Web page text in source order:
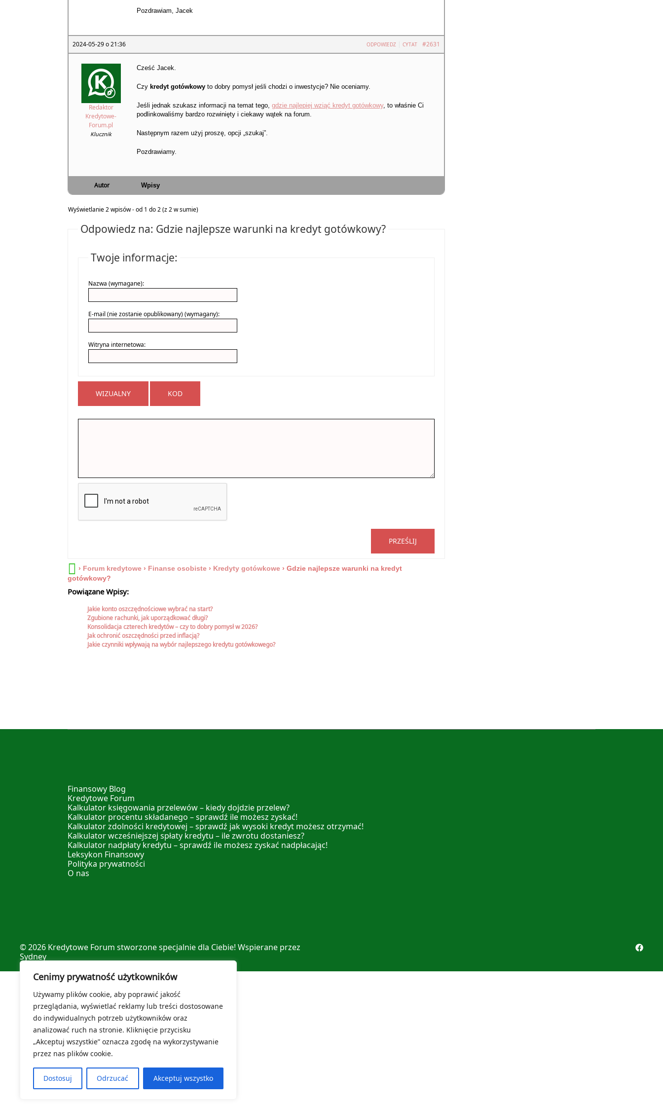
Cenimy prywatność użytkowników
Używamy plików cookie, aby poprawić jakość
przeglądania, wyświetlać reklamy lub treści dostosowane
do indywidualnych potrzeb użytkowników oraz
analizować ruch na stronie. Kliknięcie przycisku
„Akceptuj wszystkie” oznacza zgodę na wykorzystywanie
przez nas plików cookie.
Dostosuj Odrzucać Akceptuj wszystko
Pozdrawiam, Jacek
2024-05-29 o 21:36 #2631
ODPOWIEDZ CYTAT
Redaktor
Kredytowe-
Forum.pl
Klucznik
Cześć Jacek.
Czy kredyt gotówkowy to dobry pomysł jeśli chodzi o inwestycje? Nie oceniamy.
Jeśli jednak szukasz informacji na temat tego, gdzie najlepiej wziąć kredyt gotówkowy, to właśnie Ci
podlinkowaliśmy bardzo rozwinięty i ciekawy wątek na forum.
Następnym razem użyj proszę, opcji „szukaj”.
Pozdrawiamy.
Autor Wpisy
Wyświetlanie 2 wpisów - od 1 do 2 (z 2 w sumie)
Odpowiedz na: Gdzie najlepsze warunki na kredyt gotówkowy?
Twoje informacje:
Nazwa (wymagane):
E-mail (nie zostanie opublikowany) (wymagany):
Witryna internetowa:
WIZUALNY KOD
PRZEŚLIJ
› Forum kredytowe › Finanse osobiste › Kredyty gotówkowe › Gdzie najlepsze warunki na kredyt
gotówkowy?
Powiązane Wpisy:
Jakie konto oszczędnościowe wybrać na start?
Zgubione rachunki, jak uporządkować długi?
Konsolidacja czterech kredytów – czy to dobry pomysł w 2026?
Jak ochronić oszczędności przed inflacją?
Jakie czynniki wpływają na wybór najlepszego kredytu gotówkowego?
Finansowy Blog
Kredytowe Forum
Kalkulator księgowania przelewów – kiedy dojdzie przelew?
Kalkulator procentu składanego – sprawdź ile możesz zyskać!
Kalkulator zdolności kredytowej – sprawdź jak wysoki kredyt możesz otrzymać!
Kalkulator wcześniejszej spłaty kredytu – ile zwrotu dostaniesz?
Kalkulator nadpłaty kredytu – sprawdź ile możesz zyskać nadpłacając!
Leksykon Finansowy
Polityka prywatności
O nas
© 2026 Kredytowe Forum stworzone specjalnie dla Ciebie! Wspierane przez
Sydney